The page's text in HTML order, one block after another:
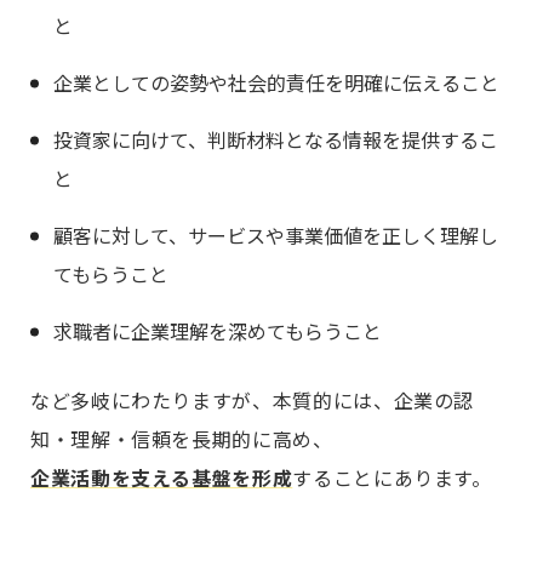
と
企業としての姿勢や社会的責任を明確に伝えること
投資家に向けて、判断材料となる情報を提供するこ
と
顧客に対して、サービスや事業価値を正しく理解し
てもらうこと
求職者に企業理解を深めてもらうこと
など多岐にわたりますが、本質的には、企業の認
知・理解・信頼を長期的に高め、
企業活動を支える基盤を形成することにあります。